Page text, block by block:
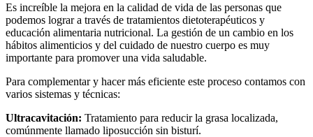
Es increíble la mejora en la calidad de vida de las personas que
podemos lograr a través de tratamientos dietoterapéuticos y
educación alimentaria nutricional. La gestión de un cambio en los
hábitos alimenticios y del cuidado de nuestro cuerpo es muy
importante para promover una vida saludable.
Para complementar y hacer más eficiente este proceso contamos con
varios sistemas y técnicas:
Ultracavitación: Tratamiento para reducir la grasa localizada,
comúnmente llamado liposucción sin bisturí.